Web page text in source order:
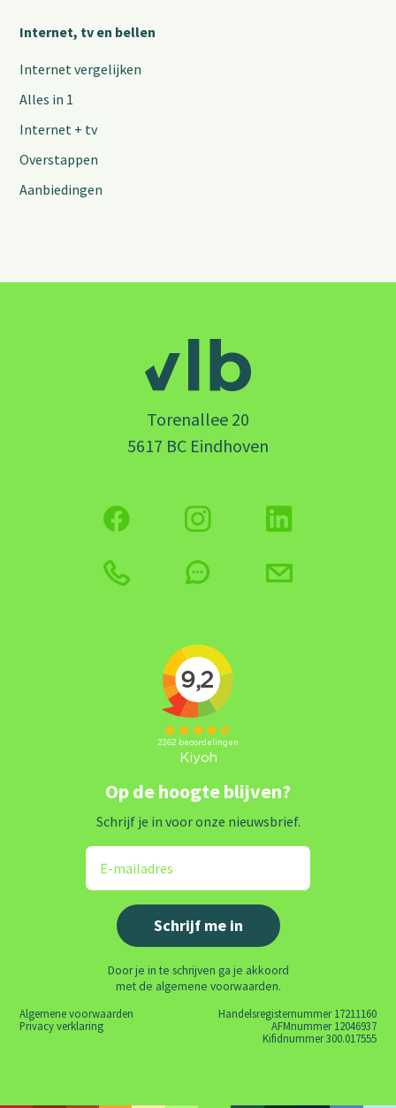
Internet, tv en bellen
Internet vergelijken
Alles in 1
Internet + tv
Overstappen
Aanbiedingen
Torenallee 20
5617 BC Eindhoven
Op de hoogte blijven?
Schrijf je in voor onze nieuwsbrief.
Door je in te schrijven ga je akkoord
met de algemene voorwaarden.
Algemene voorwaarden
Privacy verklaring
Handelsregisternummer 17211160
AFMnummer 12046937
Kifidnummer 300.017555